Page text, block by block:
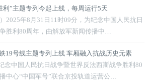
利”主题专列今起上线，每周运行5天
2025年8月31日11时09分，为纪念中国人民抗日
胜利80周年，由解放军新闻传播中…
19号线主题专列上线 车厢融入抗战历史元素
念中国人民抗日战争暨世界反法西斯战争胜利80
中心“中国军号”联合京投轨道运营公…